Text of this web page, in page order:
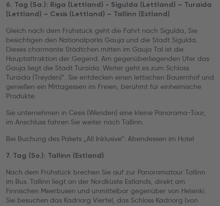
6. Tag (Sa.): Riga (Lettland) - Sigulda (Lettland) – Turaida
(Lettland) – Cesis (Lettland) – Tallinn (Estland)
Gleich nach dem Frühstück geht die Fahrt nach Sigulda, Sie
besichtigen den Nationalparks Gauja und die Stadt Sigulda.
Dieses charmante Städtchen mitten im Gauja Tal ist die
Hauptattraktion der Gegend. Am gegenüberliegenden Ufer das
Gauja liegt die Stadt Turaida. Weiter geht es zum Schloss
Turaida (Treyden)*. Sie entdecken einen lettischen Bauernhof und
genießen ein Mittagessen im Freien, berühmt für einheimische
Produkte.
Sie unternehmen in Cesis (Wenden) eine kleine Panorama-Tour,
im Anschluss fahren Sie weiter nach Tallinn.
Bei Buchung des Pakets „All Inklusive“: Abendessen im Hotel
7. Tag (So.): Tallinn (Estland)
Nach dem Frühstück brechen Sie auf zur Panoramatour Tallinn
im Bus. Tallinn liegt an der Nordküste Estlands, direkt am
Finnischen Meerbusen und unmittelbar gegenüber von Helsinki.
Sie besuchen das Kadriorg Viertel, das Schloss Kadriorg (von